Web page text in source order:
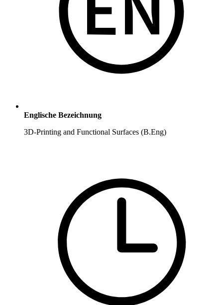
Englische Bezeichnung
3D-Printing and Functional Surfaces (B.Eng)